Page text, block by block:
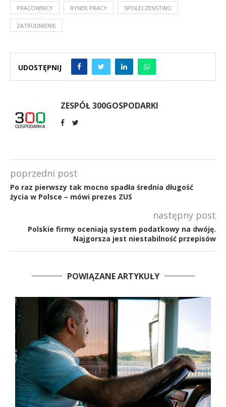
PRACOWNICY RYNEK PRACY SPOŁECZEŃSTWO
ZATRUDNIENIE
UDOSTĘPNIJ
ZESPÓŁ 300GOSPODARKI
poprzedni post
Po raz pierwszy tak mocno spadła średnia długość
życia w Polsce – mówi prezes ZUS
następny post
Polskie firmy oceniają system podatkowy na dwóję.
Najgorsza jest niestabilność przepisów
POWIĄZANE ARTYKUŁY